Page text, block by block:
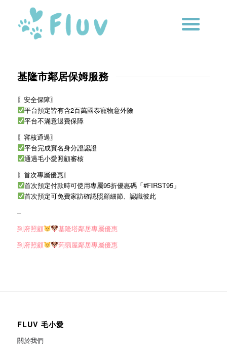
基隆市鄰居保姆服務
〖安全保障〗
平台預定皆有含2百萬國泰寵物意外險
平台不滿意退費保障
〖審核通過〗
平台完成實名身分證認證
通過毛小愛照顧審核
〖首次專屬優惠〗
首次預定付款時可使用專屬95折優惠碼「#FIRST95」
首次預定可免費家訪確認照顧細節、認識彼此
–
到府照顧
基隆塔鄰居專屬優惠
到府照顧
蒟蒻屋鄰居專屬優惠
FLUV 毛小愛
關於我們